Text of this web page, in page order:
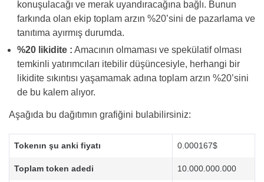
konuşulacağı ve merak uyandıracağına bağlı. Bunun
farkında olan ekip toplam arzın %20’sini de pazarlama ve
tanıtıma ayırmış durumda.
%20 likidite : Amacının olmaması ve spekülatif olması
temkinli yatırımcıları itebilir düşüncesiyle, herhangi bir
likidite sıkıntısı yaşamamak adına toplam arzın %20’sini
de bu kalem alıyor.
Aşağıda bu dağıtımın grafiğini bulabilirsiniz:
Tokenın şu anki fiyatı 0.000167$
Toplam token adedi 10.000.000.000